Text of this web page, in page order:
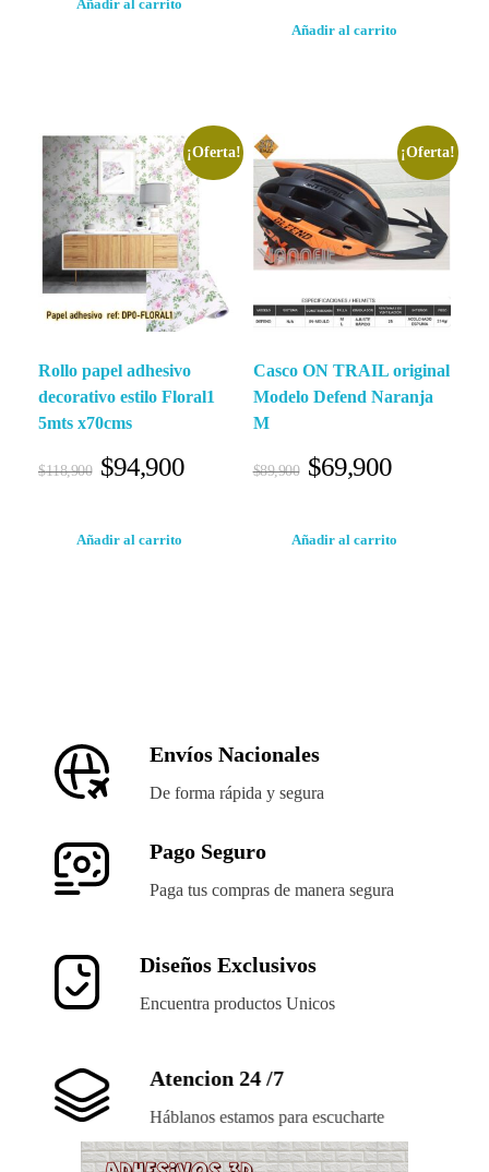
Añadir al carrito
Añadir al carrito
¡Oferta!
Rollo papel adhesivo
decorativo estilo Floral1
5mts x70cms
$118,900 $94,900
Añadir al carrito
¡Oferta!
Casco ON TRAIL original
Modelo Defend Naranja
M
$89,900 $69,900
Añadir al carrito
Envíos Nacionales
De forma rápida y segura
Pago Seguro
Paga tus compras de manera segura
Diseños Exclusivos
Encuentra productos Unicos
Atencion 24 /7
Háblanos estamos para escucharte